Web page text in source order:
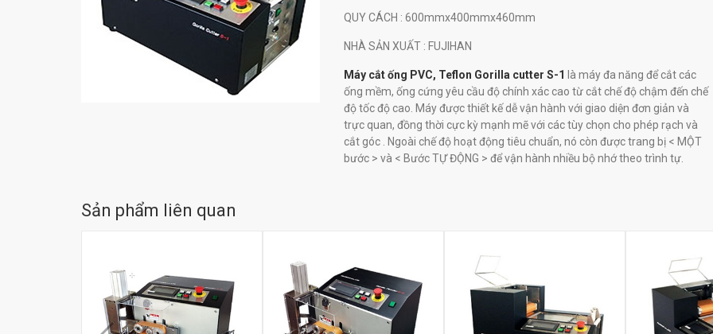
QUY CÁCH : 600mmx400mmx460mm
NHÀ SẢN XUẤT : FUJIHAN
Máy cắt ống PVC, Teflon Gorilla cutter S-1
là máy đa năng để cắt các
ống mềm, ống cứng yêu cầu độ chính xác cao từ cắt chế độ chậm đến chế
độ tốc độ cao. Máy được thiết kế dễ vận hành với giao diện đơn giản và
trực quan, đồng thời cực kỳ mạnh mẽ với các tùy chọn cho phép rạch và
cắt góc . Ngoài chế độ hoạt động tiêu chuẩn, nó còn được trang bị < MỘT
bước > và < Bước TỰ ĐỘNG > để vận hành nhiều bộ nhớ theo trình tự.
Sản phẩm liên quan